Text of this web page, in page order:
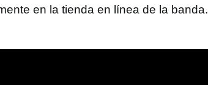
en la tienda en línea de la banda.